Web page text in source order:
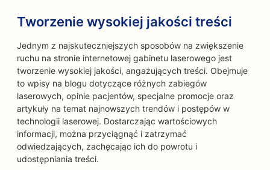
Tworzenie wysokiej jakości treści
Jednym z najskuteczniejszych sposobów na zwiększenie
ruchu na stronie internetowej gabinetu laserowego jest
tworzenie wysokiej jakości, angażujących treści. Obejmuje
to wpisy na blogu dotyczące różnych zabiegów
laserowych, opinie pacjentów, specjalne promocje oraz
artykuły na temat najnowszych trendów i postępów w
technologii laserowej. Dostarczając wartościowych
informacji, można przyciągnąć i zatrzymać
odwiedzających, zachęcając ich do powrotu i
udostępniania treści.